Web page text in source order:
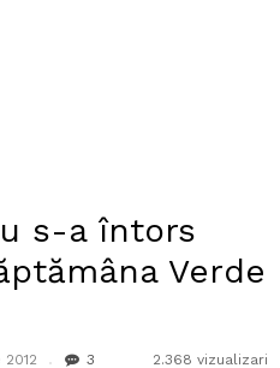
s-a întors
Verde
2012 3 2.368 vizualizari